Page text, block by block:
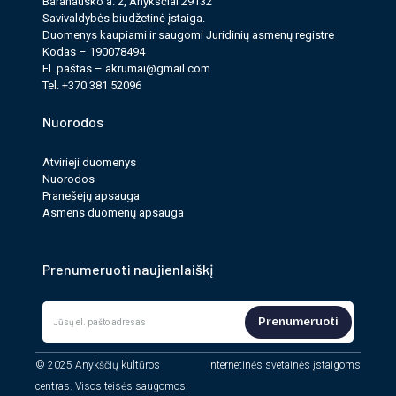
Tai puiki proga pasinerti į autentišką lietuvišką folklorą,
pasitikti pavasarį su muzika, ugnimi ir gera nuotaika.
Kviečiame visus liaudies muzikos mylėtojus ir
Užgavėnių tradicijų puoselėtojus!
Pridėti į Google kalendorių
Pridėti į Apple kalendorių
Savi­valdy­bės biudžet­inė įstaiga.
Duomenys kau­pi­ami ir saugomi Juri­dinių asmenų reg­istre
Kodas – 190078494
El. paš­tas – akrumai@gmail.com
Tel. +370 381 52096
Nuorodos
Atvirieji duomenys
Nuorodos
Pranešėjų apsauga
Asmens duomenų apsauga
Prenumeruoti naujienlaiškį
Prenumeruoti
© 2025 Anykščių kultūros
centras. Visos teisės saugomos.
Internetinės svetainės įstaigoms